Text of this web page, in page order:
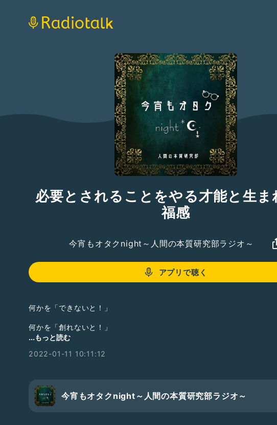
必要とされることをやる才能と生ま
福感
今宵もオタクnight～人間の本質研究部ラジオ～
アプリで聴く
何かを「できないと！」
何かを「創れないと！」
思っていませんか？
ですよ♡
...もっと読む
2022-01-11 10:11:12
今宵もオタクnight～人間の本質研究部ラジオ～